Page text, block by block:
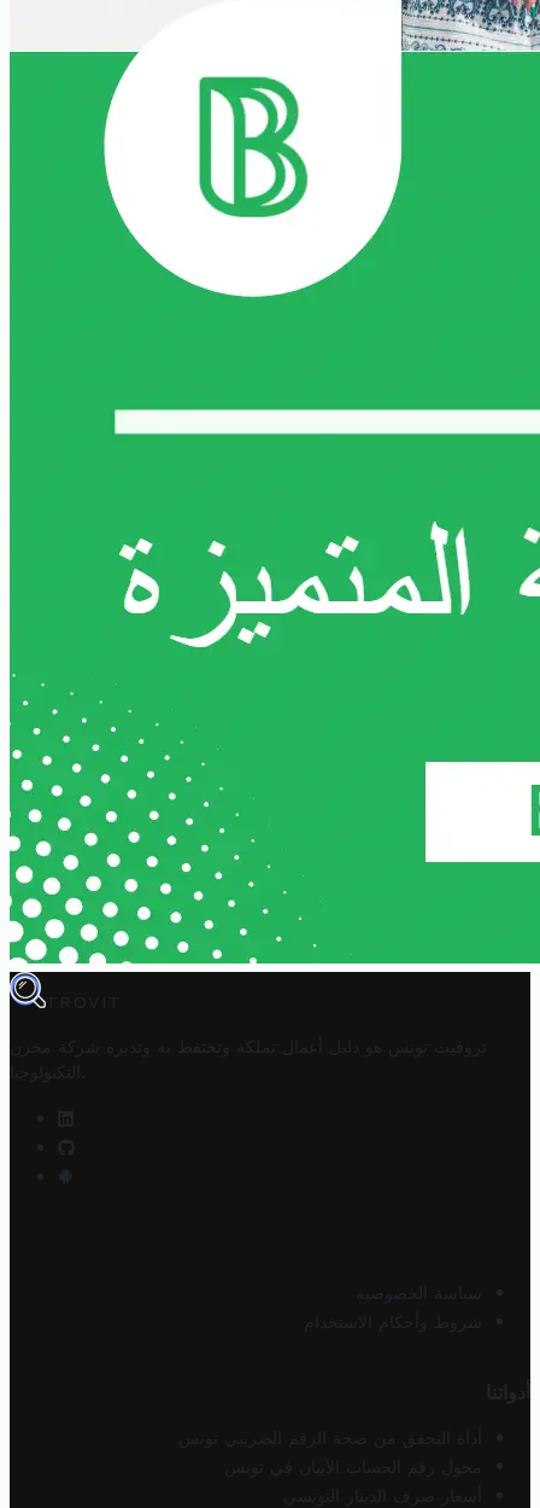
TROVIT
تروفيت تونس هو دليل أعمال تملكه وتحتفظ به وتديره
شركة مخزن
التكنولوجيا
سياسة الخصوصية
شروط وأحكام الاستخدام
أدواتنا
أداة التحقق من صحة الرقم الضريبي تونس
محول رقم الحساب الآيبان في تونس
أسعار صرف الدينار التونسي